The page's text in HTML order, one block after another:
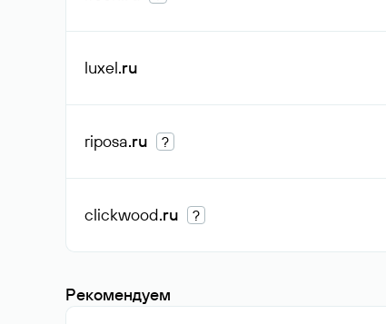
luxel.ru
riposa.ru ?
clickwood.ru ?
Рекомендуем